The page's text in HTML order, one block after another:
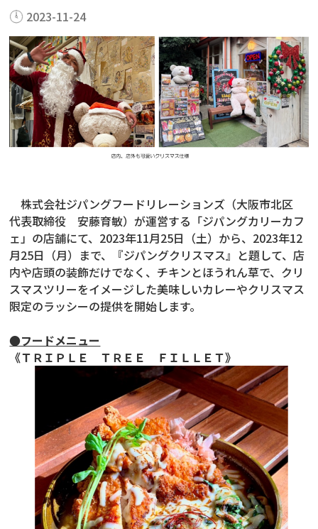
2023-11-24
株式会社ジパングフードリレーションズ（大阪市北区
代表取締役 安藤育敏）が運営する「ジパングカリーカフ
ェ」の店舗にて、2023年11月25日（土）から、2023年12
月25日（月）まで、『ジパングクリスマス』と題して、店
内や店頭の装飾だけでなく、チキンとほうれん草で、クリ
スマスツリーをイメージした美味しいカレーやクリスマス
限定のラッシーの提供を開始します。
●フードメニュー
《ＴＲＩＰＬＥ ＴＲＥＥ ＦＩＬＬＥＴ》